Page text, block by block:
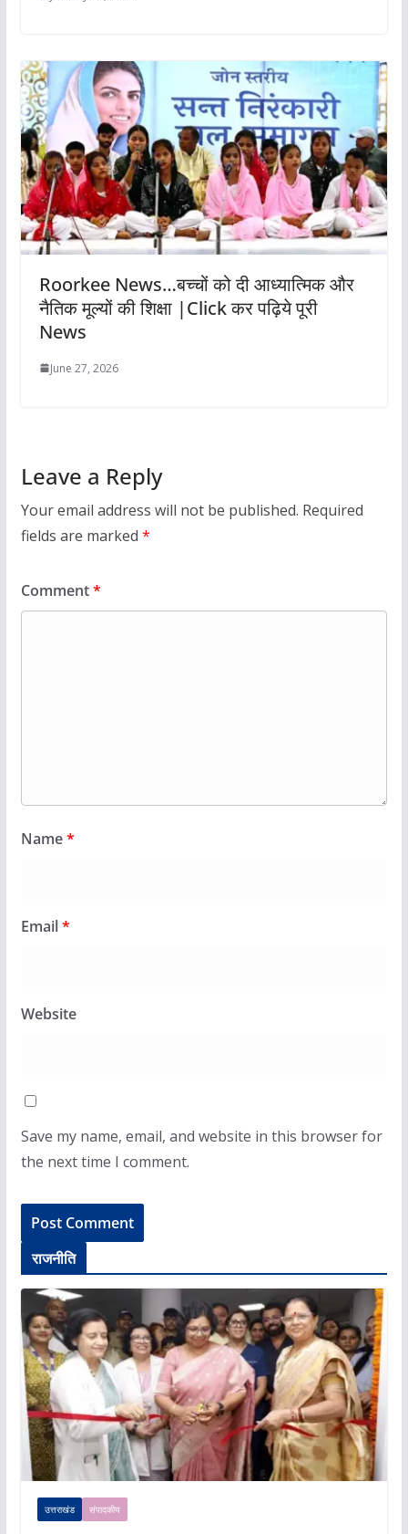
Roorkee News…बच्चों को दी आध्यात्मिक और
नैतिक मूल्यों की शिक्षा |Click कर पढ़िये पूरी
News
June 27, 2026
Leave a Reply
Your email address will not be published. Required
fields are marked *
Comment*
Name*
Email*
Website
Save my name, email, and website in this browser for
the next time I comment.
राजनीति
उत्तराखंड संपादकीय